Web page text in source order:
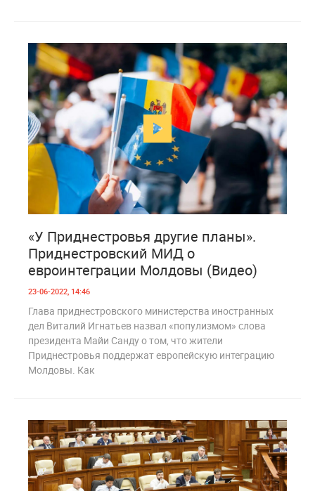
«У Приднестровья другие планы».
Приднестровский МИД о
евроинтеграции Молдовы (Видео)
23-06-2022, 14:46
Глава приднестровского министерства иностранных
дел Виталий Игнатьев назвал «популизмом» слова
президента Майи Санду о том, что жители
Приднестровья поддержат европейскую интеграцию
Молдовы. Как